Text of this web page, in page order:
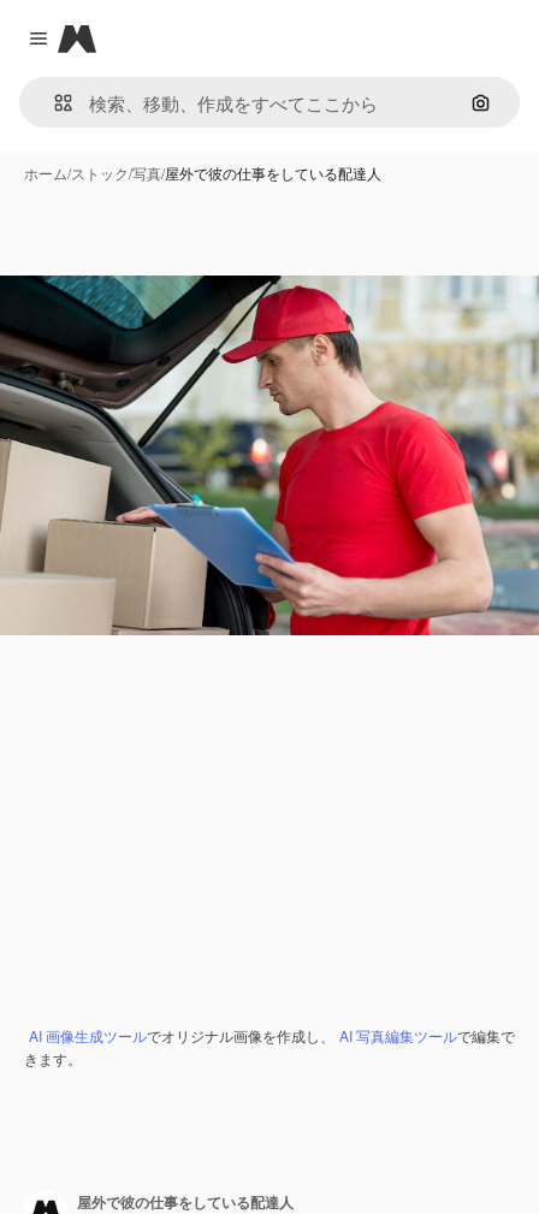
Close menu
Magnific
画像で
ホーム/ストック/写真/屋外で彼の仕事をしている配達人
AI 画像生成ツールでオリジナル画像を作成し、 AI 写真編集ツールで編集で
きます。
屋外で彼の仕事をしている配達人